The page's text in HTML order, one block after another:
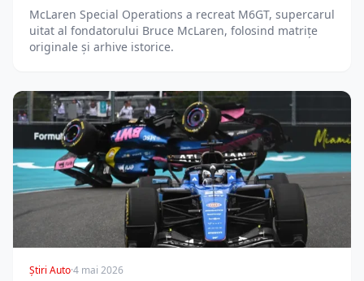
McLaren Special Operations a recreat M6GT, supercarul
uitat al fondatorului Bruce McLaren, folosind matrițe
originale și arhive istorice.
Știri Auto·4 mai 2026